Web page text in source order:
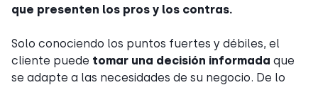
que presenten los pros y los contras.
Solo conociendo los puntos fuertes y débiles, el
cliente puede tomar una decisión informada que
se adapte a las necesidades de su negocio. De lo